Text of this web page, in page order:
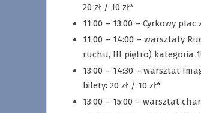
20 zł / 10 zł*
11:00 – 13:00 – Cyrkowy
11:00 – 14:00 – warsztaty
ruchu, III piętro) kategoria
13:00 – 14:30 – warsztat
bilety: 20 zł / 10 zł*
13:00 – 15:00 – warsztat